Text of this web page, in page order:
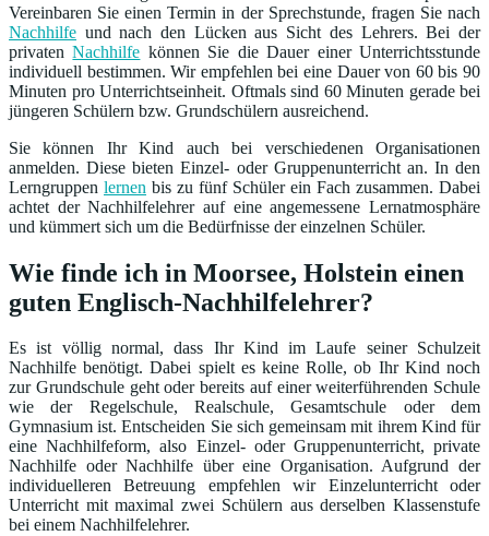
Vereinbaren Sie einen Termin in der Sprechstunde, fragen Sie nach
Nachhilfe und nach den Lücken aus Sicht des Lehrers. Bei der
privatenNachhilfe können Sie die Dauer einer Unterrichtsstunde
individuell bestimmen. Wir empfehlen bei eine Dauer von 60 bis 90
Minuten pro Unterrichtseinheit. Oftmals sind 60 Minuten gerade bei
jüngeren Schülern bzw. Grundschülern ausreichend.
Sie können Ihr Kind auch bei verschiedenen Organisationen
anmelden. Diese bieten Einzel- oder Gruppenunterricht an. In den
Lerngruppen lernen bis zu fünf Schüler ein Fach zusammen. Dabei
achtet der Nachhilfelehrer auf eine angemessene Lernatmosphäre
und kümmert sich um die Bedürfnisse der einzelnen Schüler.
Wie finde ich in Moorsee, Holstein einen
guten Englisch-Nachhilfelehrer?
Es ist völlig normal, dass Ihr Kind im Laufe seiner Schulzeit
Nachhilfe benötigt. Dabei spielt es keine Rolle, ob Ihr Kind noch
zur Grundschule geht oder bereits auf einer weiterführenden Schule
wie der Regelschule, Realschule, Gesamtschule oder dem
Gymnasium ist. Entscheiden Sie sich gemeinsam mit ihrem Kind für
eine Nachhilfeform, also Einzel- oder Gruppenunterricht, private
Nachhilfe oder Nachhilfe über eine Organisation. Aufgrund der
individuelleren Betreuung empfehlen wir Einzelunterricht oder
Unterricht mit maximal zwei Schülern aus derselben Klassenstufe
bei einem Nachhilfelehrer.